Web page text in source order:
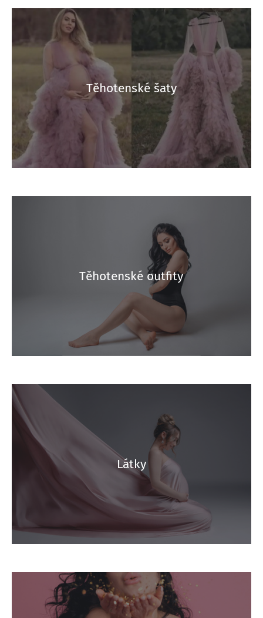
Těhotenské šaty
Těhotenské outfity
Látky